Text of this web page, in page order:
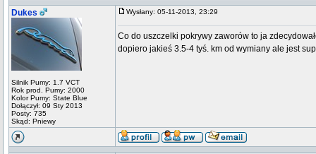
Dukes
Silnik Pumy: 1.7 VCT
Rok prod. Pumy: 2000
Kolor Pumy: State Blue
Dołączył: 09 Sty 2013
Posty: 735
Skąd: Pniewy
Wysłany: 05-11-2013, 23:29
Co do uszczelki pokrywy zaworów to ja
dopiero jakieś 3.5-4 tyś. km od wymiany ale jest